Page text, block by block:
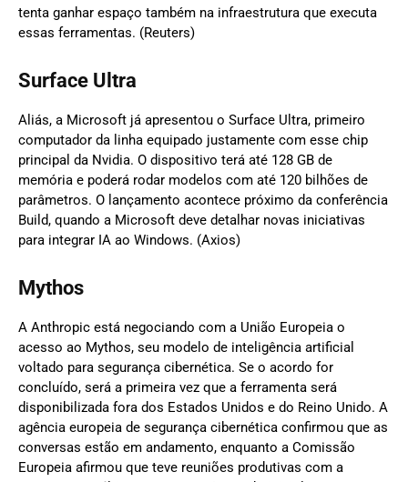
tenta ganhar espaço também na infraestrutura que executa
essas ferramentas. (Reuters)
Surface Ultra
Aliás, a Microsoft já apresentou o Surface Ultra, primeiro
computador da linha equipado justamente com esse chip
principal da Nvidia. O dispositivo terá até 128 GB de
memória e poderá rodar modelos com até 120 bilhões de
parâmetros. O lançamento acontece próximo da conferência
Build, quando a Microsoft deve detalhar novas iniciativas
para integrar IA ao Windows. (Axios)
Mythos
A Anthropic está negociando com a União Europeia o
acesso ao Mythos, seu modelo de inteligência artificial
voltado para segurança cibernética. Se o acordo for
concluído, será a primeira vez que a ferramenta será
disponibilizada fora dos Estados Unidos e do Reino Unido. A
agência europeia de segurança cibernética confirmou que as
conversas estão em andamento, enquanto a Comissão
Europeia afirmou que teve reuniões produtivas com a